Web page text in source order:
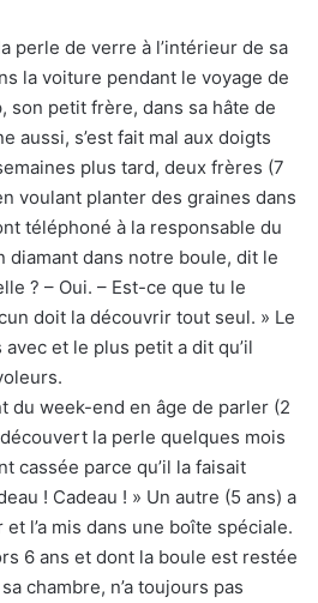
perle de verre à l’intérieur de sa
la voiture pendant le voyage de
son petit frère, dans sa hâte de
aussi, s’est fait mal aux doigts
plus tard, deux frères (7
voulant planter des graines dans
téléphoné à la responsable du
diamant dans notre boule, dit le
? – Oui. – Est-ce que tu le
doit la découvrir tout seul. » Le
et le plus petit a dit qu’il
du week-end en âge de parler (2
la perle quelques mois
cassée parce qu’il la faisait
! Cadeau ! » Un autre (5 ans) a
l’a mis dans une boîte spéciale.
6 ans et dont la boule est restée
chambre, n’a toujours pas